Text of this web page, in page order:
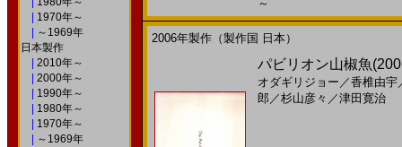
1970年～
～1969年
日本製作
2010年～
2000年～
1990年～
1980年～
1970年～
～1969年
～
2006年製作（製作国 日本）
パビリオン山椒魚
オダギリジョー ／香椎由宇
郎 ／杉山彦々 ／津田寛治